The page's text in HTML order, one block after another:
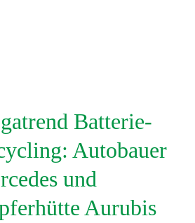
Batterie-
Autobauer
und
Aurubis